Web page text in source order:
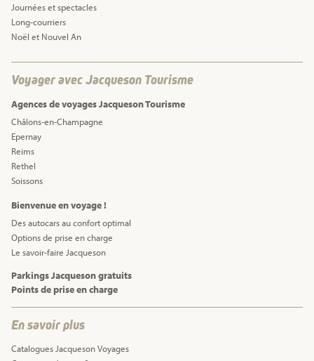
Journées et spectacles
Long-courriers
Noël et Nouvel An
Voyager avec Jacqueson Tourisme
Agences de voyages Jacqueson Tourisme
Châlons-en-Champagne
Epernay
Reims
Rethel
Soissons
Bienvenue en voyage !
Des autocars au confort optimal
Options de prise en charge
Le savoir-faire Jacqueson
Parkings Jacqueson gratuits
Points de prise en charge
En savoir plus
Catalogues Jacqueson Voyages